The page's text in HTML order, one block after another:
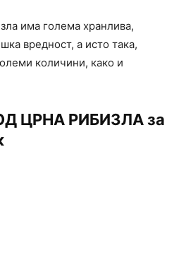
има голема хранлива,
вредност, а исто така,
количини, како и
ЦРНА РИБИЗЛА за